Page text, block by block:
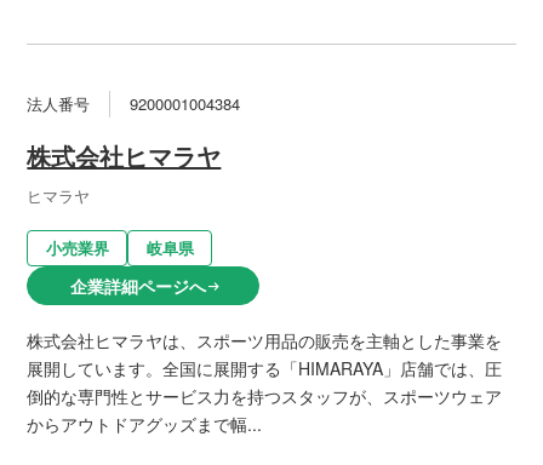
法人番号 9200001004384
株式会社ヒマラヤ
ヒマラヤ
小売業界 岐阜県
企業詳細ページへarrow_right_alt
株式会社ヒマラヤは、スポーツ用品の販売を主軸とした事業を
展開しています。全国に展開する「HIMARAYA」店舗では、圧
倒的な専門性とサービス力を持つスタッフが、スポーツウェア
からアウトドアグッズまで幅...